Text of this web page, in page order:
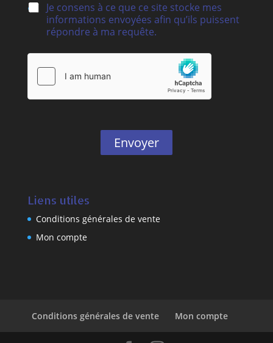
Je consens à ce que ce site stocke mes
informations envoyées afin qu’ils puissent
répondre à ma requête.
Envoyer
Liens utiles
Conditions générales de vente
Mon compte
Conditions générales de vente Mon compte